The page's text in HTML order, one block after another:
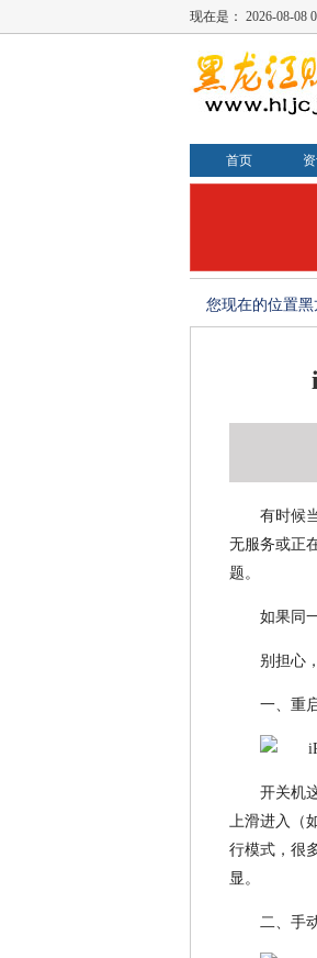
现在是： 2026-08-08
首页
您现在的位置黑
有时候
无服务或正
题。
如果同
别担心
一、重
开关机
上滑进入（
行模式，很
显。
二、手